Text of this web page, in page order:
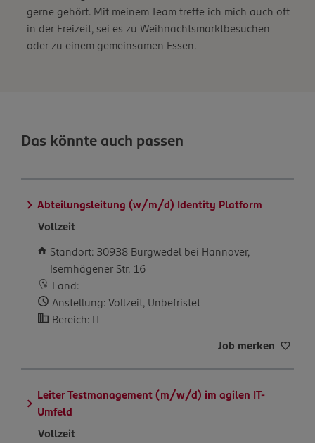
gerne gehört. Mit meinem Team treffe ich mich auch oft
in der Freizeit, sei es zu Weihnachtsmarktbesuchen
oder zu einem gemeinsamen Essen.
Das könnte auch passen
Abteilungsleitung (w/m/d) Identity Platform
Vollzeit
Standort: 30938 Burgwedel bei Hannover,
Isernhägener Str. 16
Land:
Anstellung: Vollzeit, Unbefristet
Bereich: IT
Job merken
Leiter Testmanagement (m/w/d) im agilen IT-
Umfeld
Vollzeit